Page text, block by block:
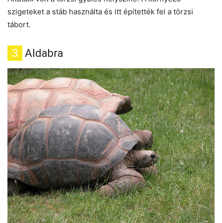
szigeteket a stáb használta és itt építették fel a törzsi
tábort.
3 Aldabra